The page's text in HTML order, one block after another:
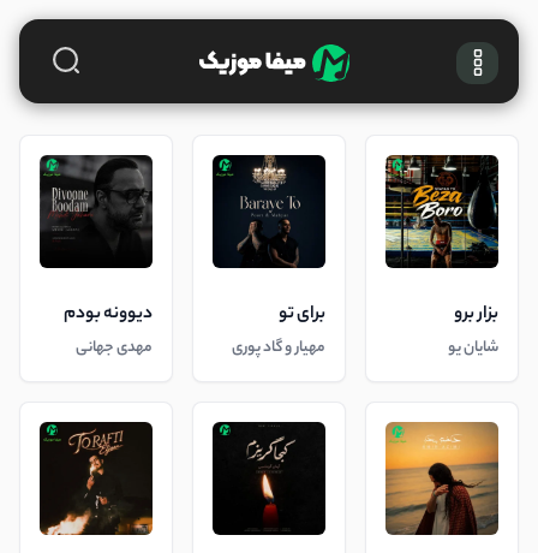
بزار برو
شایان یو
برای تو
مهیار و گاد پوری
دیوونه بودم
مهدی جهانی